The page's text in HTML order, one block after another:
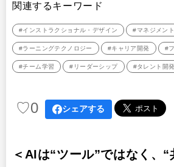
関連するキーワード
#インストラクショナル・デザイン #マネジメント
#ラーニングテクノロジー #キャリア開発 #
#チーム学習 #リーダーシップ #タレント開発
♡0 シェアする
＜AIは“ツール”ではなく、